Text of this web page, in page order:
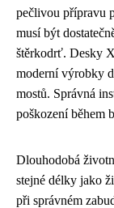
pečlivou přípravu
musí být
štěrkodrť. Desky
moderní výrobky
mostů. Správná
poškození během
Dlouhodobá
stejné délky jako
při správném